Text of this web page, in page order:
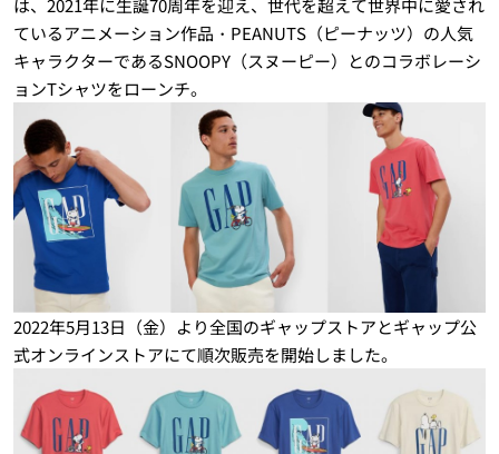
は、2021年に生誕70周年を迎え、世代を超えて世界中に愛され
ているアニメーション作品・PEANUTS（ピーナッツ）の人気
キャラクターであるSNOOPY（スヌーピー）とのコラボレーシ
ョンTシャツをローンチ。
2022年5月13日（金）より全国のギャップストアとギャップ公
式オンラインストアにて順次販売を開始しました。